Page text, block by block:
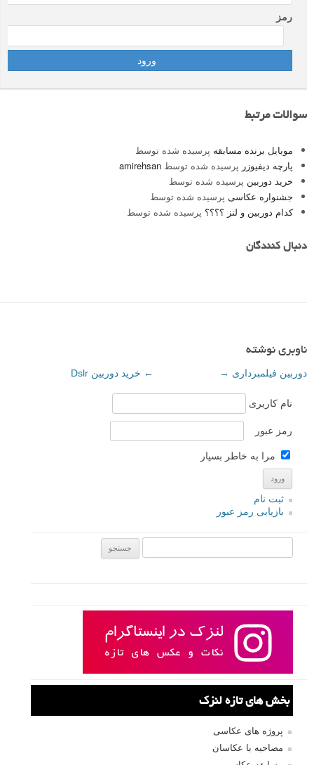
رمز
سوالات مرتبط
موبایل برنده مسابقه پرسیده شده توسط
پارچه دیفیوزر پرسیده شده توسط amirehsan
خرید دوربین پرسیده شده توسط
جشنواره عکاسی پرسیده شده توسط
کدام دوربین و لنز ؟؟؟؟ پرسیده شده توسط
دنبال کنندگان
ناوبری نوشته
← خرید دوربین Dslr دوربین فیلمبرداری →
نام کاربری
رمز عبور
مرا به خاطر بسپار
ثبت نام
بازیابی رمز عبور
بخش های تازه لنزک
پروژه های عکاسی
مصاحبه با عکاسان